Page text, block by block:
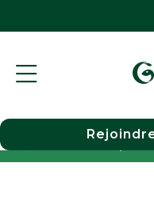
Choisir une